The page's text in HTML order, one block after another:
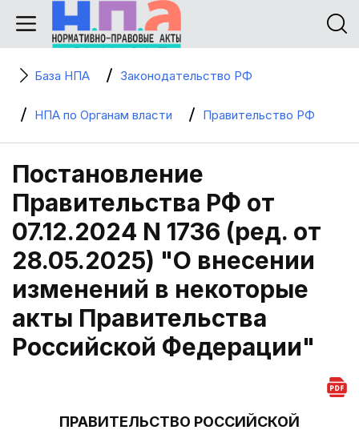
База НПА Законодательство РФ
НПА по Органам власти Правительство РФ
Постановление
Правительства РФ от
07.12.2024 N 1736 (ред. от
28.05.2025) "О внесении
изменений в некоторые
акты Правительства
Российской Федерации"
ПРАВИТЕЛЬСТВО РОССИЙСКОЙ